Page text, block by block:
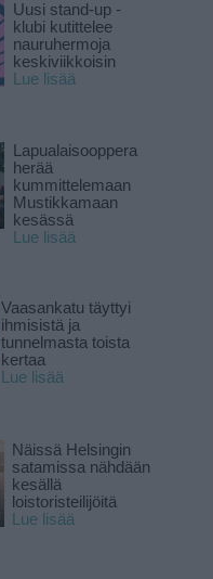
Uusi stand-up -
klubi kutittelee
nauruhermoja
keskiviikkoisin
Lue lisää
Lapualaisooppera
herää
kummittelemaan
Mustikkamaan
kesässä
Lue lisää
Vaasankatu täyttyi
ihmisistä ja
tunnelmasta toista
kertaa
Lue lisää
Näissä Helsingin
satamissa nähdään
kesällä
loistoristeilijöitä
Lue lisää